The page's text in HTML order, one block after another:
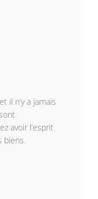
il n’y a jamais
avoir l’esprit